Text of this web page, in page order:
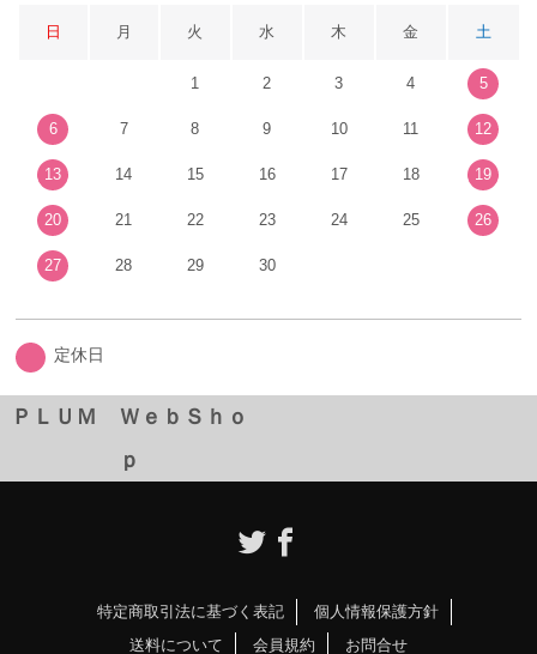
日 月 火 水 木 金 土
1 2 3 4 5
6 7 8 9 10 11 12
13 14 15 16 17 18 19
20 21 22 23 24 25 26
27 28 29 30
定休日
ＰＬＵＭ ＷｅｂＳｈｏ
ｐ
特定商取引法に基づく表記
個人情報保護方針
送料について
会員規約 お問合せ